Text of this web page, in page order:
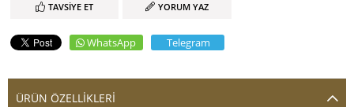
TAVSIYE ET YORUM YAZ
WhatsApp Telegram
ÜRÜN ÖZELLIKLERI